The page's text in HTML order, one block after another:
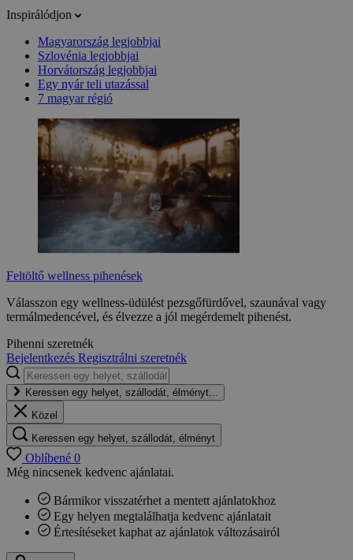
Inspirálódjon
Magyarország legjobbjai
Szlovénia legjobbjai
Horvátország legjobbjai
Egy nyár teli utazással
7 magyar régió
Feltöltő wellness pihenések
Válasszon egy wellness-üdülést pezsgőfürdővel, szaunával vagy
termálmedencével, és élvezze a jól megérdemelt pihenést.
Pihenni szeretnék
Bejelentkezés Regisztrálni szeretnék
Keressen egy helyet, szállodát, élményt...
Közel
Keressen egy helyet, szállodát, élményt
Oblíbené 0
Még nincsenek kedvenc ajánlatai.
Bármikor visszatérhet a mentett ajánlatokhoz
Egy helyen megtalálhatja kedvenc ajánlatait
Értesítéseket kaphat az ajánlatok változásairól